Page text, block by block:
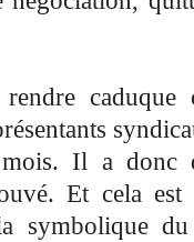
caduque
Il a donc
Et cela
symbolique